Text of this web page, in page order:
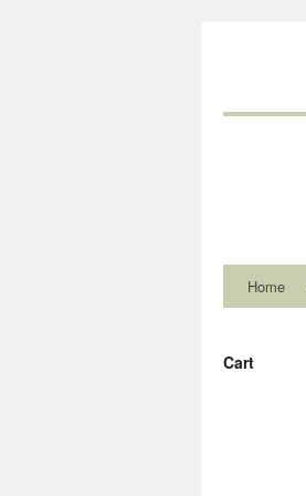
Home
Cart